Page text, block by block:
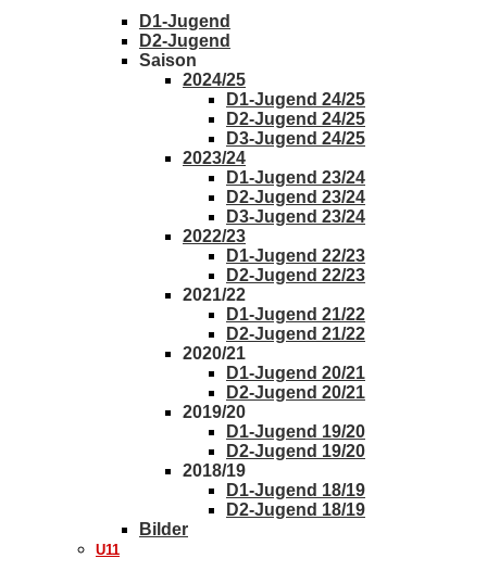
D1-Jugend
D2-Jugend
Saison
2024/25
D1-Jugend 24/25
D2-Jugend 24/25
D3-Jugend 24/25
2023/24
D1-Jugend 23/24
D2-Jugend 23/24
D3-Jugend 23/24
2022/23
D1-Jugend 22/23
D2-Jugend 22/23
2021/22
D1-Jugend 21/22
D2-Jugend 21/22
2020/21
D1-Jugend 20/21
D2-Jugend 20/21
2019/20
D1-Jugend 19/20
D2-Jugend 19/20
2018/19
D1-Jugend 18/19
D2-Jugend 18/19
Bilder
U11